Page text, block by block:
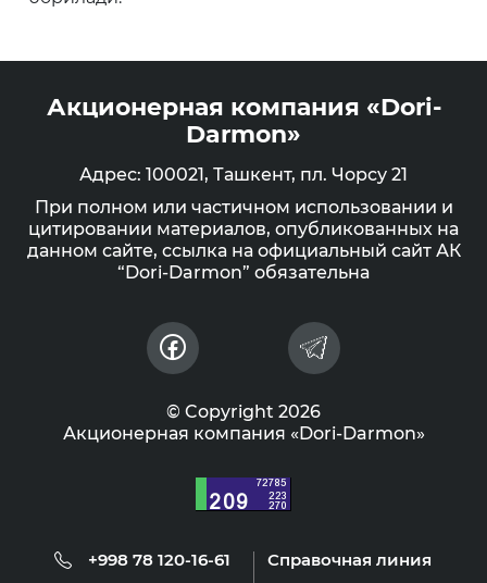
Акционерная компания «Dori-
Darmon»
Адрес: 100021, Ташкент, пл. Чорсу 21
При полном или частичном использовании и
цитировании материалов, опубликованных на
данном сайте, ссылка на официальный сайт АК
“Dori-Darmon” обязательна
© Copyright 2026
Акционерная компания «Dori-Darmon»
+998 78 120-16-61
Справочная линия